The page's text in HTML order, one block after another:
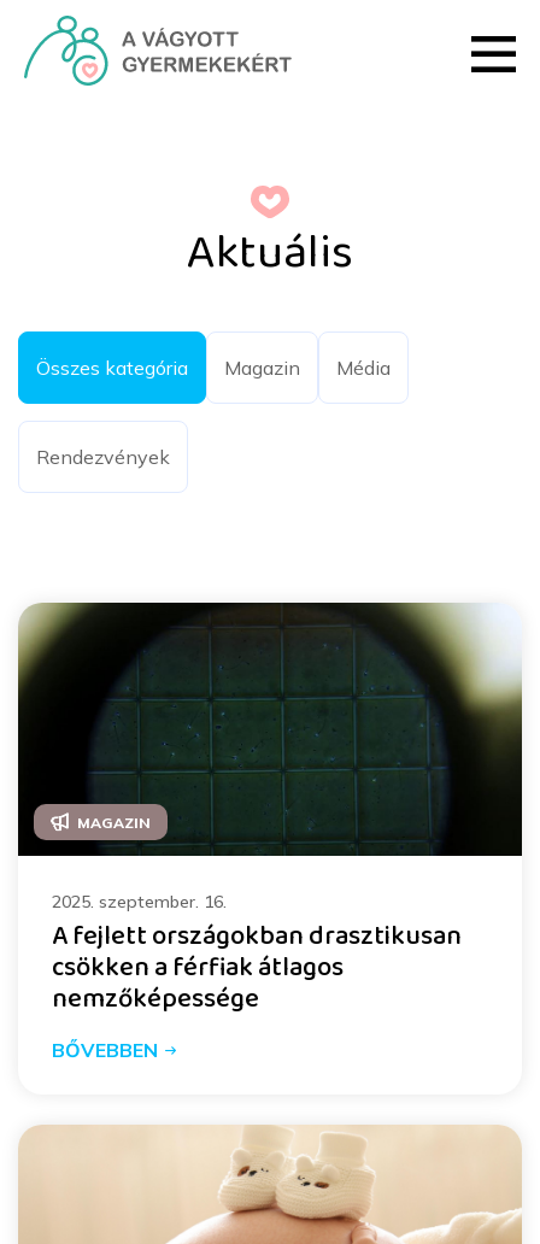
Ugrás a fő tartalomhoz
Aktuális
Összes kategória Magazin Média
Rendezvények
MAGAZIN
2025. szeptember. 16.
A fejlett országokban drasztikusan
csökken a férfiak átlagos
nemzőképessége
BŐVEBBEN